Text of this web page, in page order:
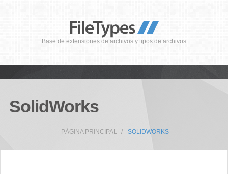
Base de extensiones de archivos y tipos de archivos
SolidWorks
PÁGINA PRINCIPAL SOLIDWORKS